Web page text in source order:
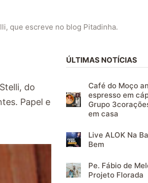
que escreve no blog Pitadinha.
do
Papel e
ÚLTIMAS NOTÍCIAS
Café do Moço
espresso em
Grupo
em casa
Live ALOK Na
Bem
Pe. Fábio de
Projeto Florada